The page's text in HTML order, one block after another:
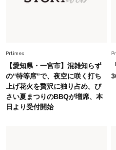
Fashion 2026.5.29
今、40代の「メ
に更新あり！“黒
Prtimes
【愛知県・一宮市】混雑知らず
の“特等席”で、夜空に咲く打ち
上げ花火を贅沢に独り占め。び
さい夏まつりのBBQが増席、本
日より受付開始